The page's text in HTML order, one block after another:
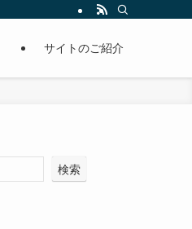
サイトのご紹介
検索